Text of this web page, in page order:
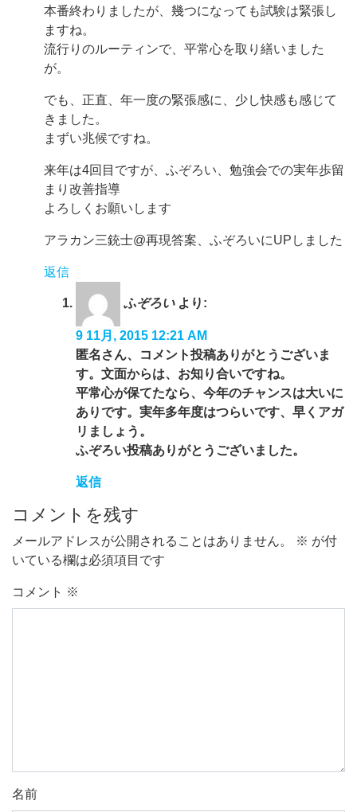
本番終わりましたが、幾つになっても試験は緊張し
ますね。
流行りのルーティンで、平常心を取り繕いました
が。
でも、正直、年一度の緊張感に、少し快感も感じて
きました。
まずい兆候ですね。
来年は4回目ですが、ふぞろい、勉強会での実年歩留
まり改善指導
よろしくお願いします
アラカン三銃士@再現答案、ふぞろいにUPしました
返信
ふぞろい より:
9 11月, 2015 12:21 AM
匿名さん、コメント投稿ありがとうございま
す。文面からは、お知り合いですね。
平常心が保てたなら、今年のチャンスは大いに
ありです。実年多年度はつらいです、早くアガ
リましょう。
ふぞろい投稿ありがとうございました。
返信
コメントを残す
メールアドレスが公開されることはありません。 ※ が付
いている欄は必須項目です
コメント ※
名前